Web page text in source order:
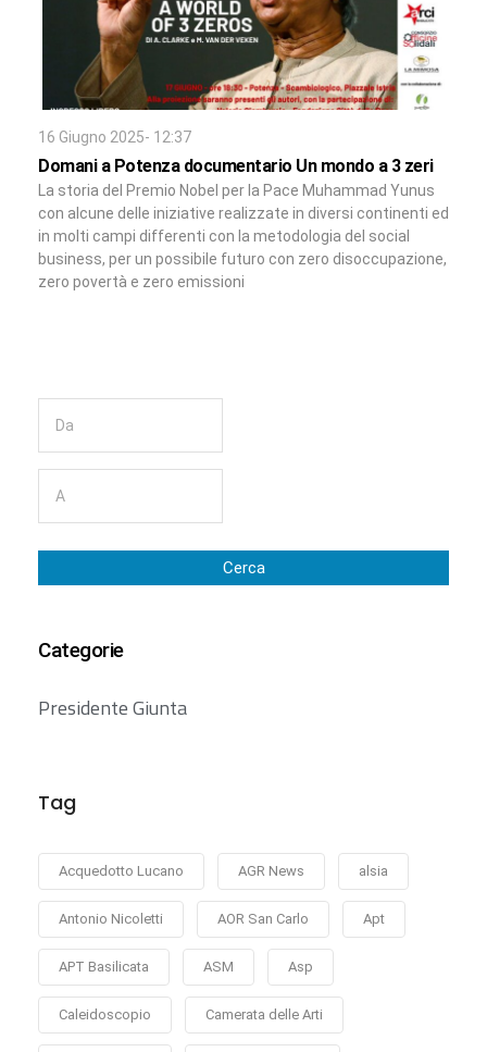
16 Giugno 2025- 12:37
Domani a Potenza documentario Un mondo a 3 zeri
La storia del Premio Nobel per la Pace Muhammad Yunus
con alcune delle iniziative realizzate in diversi continenti ed
in molti campi differenti con la metodologia del social
business, per un possibile futuro con zero disoccupazione,
zero povertà e zero emissioni
Cerca
Categorie
Presidente Giunta
Tag
Acquedotto Lucano AGR News alsia
Antonio Nicoletti AOR San Carlo Apt
APT Basilicata ASM Asp
Caleidoscopio Camerata delle Arti